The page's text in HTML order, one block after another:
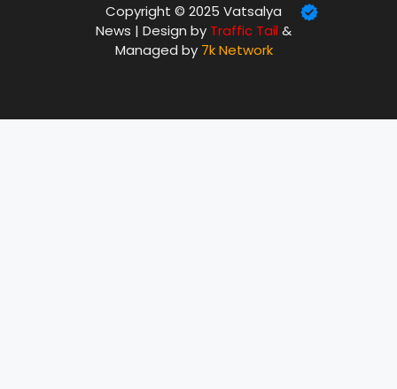
Copyright © 2025 Vatsalya
News | Design by Traffic Tail&
Managed by 7k Network